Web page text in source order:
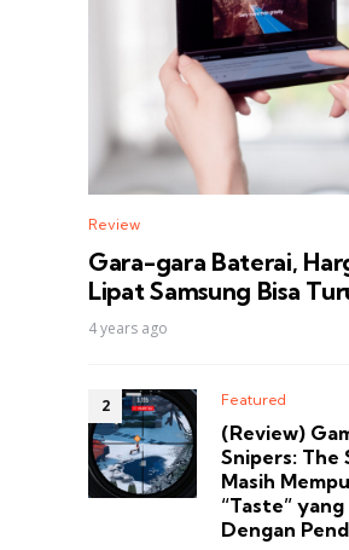
Review
Gara-gara Baterai,
Lipat Samsung Bisa
4 years ago
Featured
(Review)
Snipers: The
Masih
“Taste” yang
Dengan